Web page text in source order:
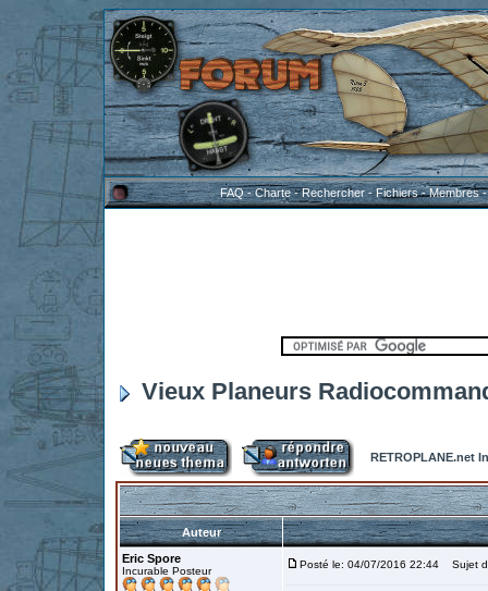
FAQ-Charte-Rechercher-Fichiers-Membres
Vieux Planeurs
RETROPLANE.net
Auteur
Eric Spore
Incurable Posteur
Posté le: 04/07/2016 22:44 Sujet